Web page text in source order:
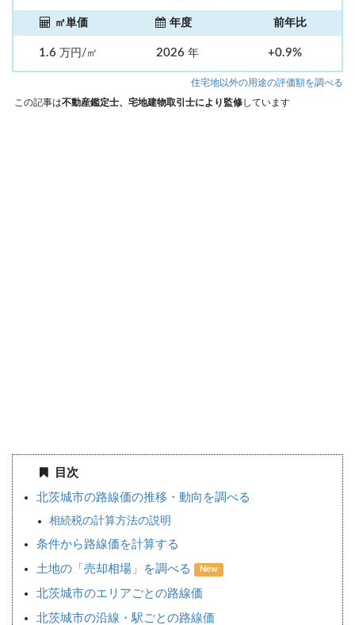
㎡単価 年度 前年比
1.6 万円/㎡ 2026 年 +0.9%
住宅地以外の用途の評価額を調べる
この記事は不動産鑑定士、宅地建物取引士により監修しています
目次
北茨城市の路線価の推移・動向を調べる
相続税の計算方法の説明
条件から路線価を計算する
土地の「売却相場」を調べる New
北茨城市のエリアごとの路線価
北茨城市の沿線・駅ごとの路線価